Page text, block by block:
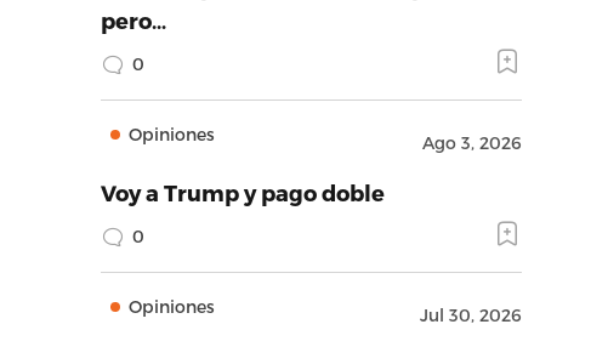
pero…
0
Opiniones Ago 3, 2026
Voy a Trump y pago doble
0
Opiniones Jul 30, 2026